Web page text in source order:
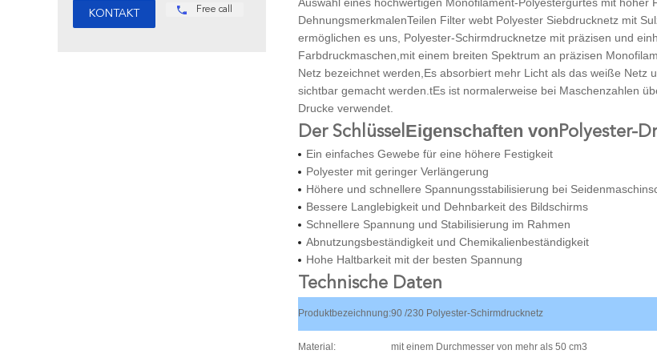
Free call
DehnungsmerkmalenTeilen Filter webt Polyester Siebdrucknetz mit
ermöglichen es uns, Polyester-Schirmdrucknetze mit präzisen und
Farbdruckmaschen, mit einem breiten Spektrum an präzisen
Netz bezeichnet werden, Es absorbiert mehr Licht als das weiße Netz
sichtbar gemacht werden. tEs ist normalerweise bei Maschenzahlen
Drucke verwendet.
Der Schlüssel Eigenschaften von Polyester-
Ein einfaches Gewebe für eine höhere Festigkeit
Polyester mit geringer Verlängerung
Höhere und schnellere Spannungsstabilisierung bei
Bessere Langlebigkeit und Dehnbarkeit des Bildschirms
Schnellere Spannung und Stabilisierung im Rahmen
Abnutzungsbeständigkeit und Chemikalienbeständigkeit
Hohe Haltbarkeit mit der besten Spannung
Technische Daten
Produktbezeichnung:90 /230 Polyester-Schirmdrucknetz
Material: mit einem Durchmesser von mehr als 50 cm3